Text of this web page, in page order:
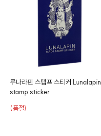
루나라핀 스탬프 스티커 Lunalapin
stamp sticker
(품절)